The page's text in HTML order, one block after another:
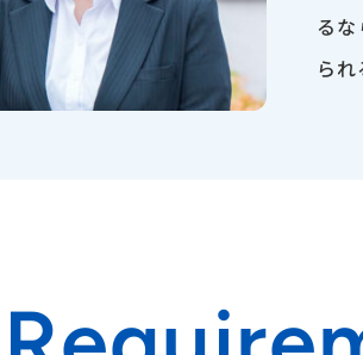
る
られ